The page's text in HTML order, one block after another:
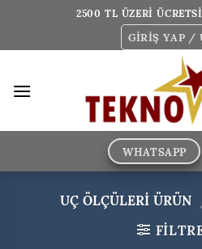
2500 TL ÜZERİ
GIRIŞ YAP /
WHATSAPP
UÇ ÖLÇÜLERI ÜRÜN